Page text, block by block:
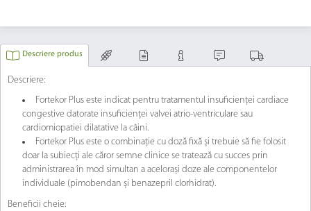
Descriere produs
Descriere:
Fortekor Plus este indicat pentru tratamentul insuficienței cardiace
congestive datorate insuficienței valvei atrio-ventriculare sau
cardiomiopatiei dilatative la câini.
Fortekor Plus este o combinație cu doză fixă și trebuie să fie folosit
doar la subiecți ale căror semne clinice se tratează cu succes prin
administrarea în mod simultan a acelorași doze ale componentelor
individuale (pimobendan și benazepril clorhidrat).
Beneficii cheie: